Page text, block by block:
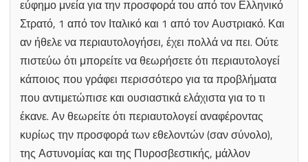
εύφημο μνεία για την προσφορά του από τον Ελληνικό
Στρατό, 1 από τον Ιταλικό και 1 από τον Αυστριακό. Και
αν ήθελε να περιαυτολογήσει, έχει πολλά να πει. Ούτε
πιστεύω ότι μπορείτε να θεωρήσετε ότι περιαυτολογεί
κάποιος που γράφει περισσότερο για τα προβλήματα
που αντιμετώπισε και ουσιαστικά ελάχιστα για το τι
έκανε. Αν θεωρείτε ότι περιαυτολογεί αναφέροντας
κυρίως την προσφορά των εθελοντών (σαν σύνολο),
της Αστυνομίας και της Πυροσβεστικής, μάλλον